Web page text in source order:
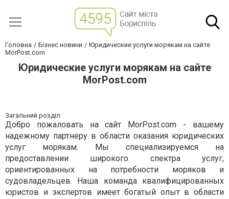
Головна Бізнес новини
Юридические услуги морякам на сайте
MorPost.com
Юридические услуги морякам на сайте
MorPost.com
Загальний розділ
Добро пожаловать на сайт MorPost.com - вашему
надежному партнеру в области оказания юридических
услуг морякам. Мы специализируемся на
предоставлении широкого спектра услуг,
ориентированных на потребности моряков и
судовладельцев. Наша команда квалифицированных
юристов и экспертов имеет богатый опыт в области